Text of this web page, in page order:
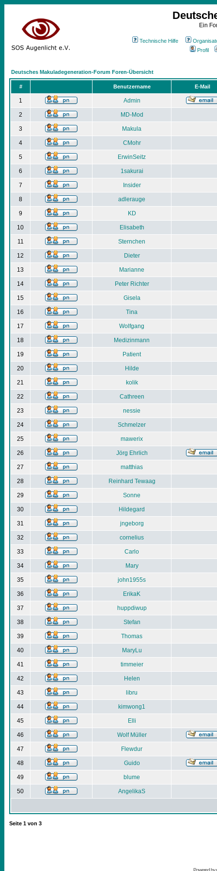
Ein
Technische Hilfe
Profil
Deutsches Makuladegeneration-Forum Foren-Übersicht
# Benutzername E-Mail
1 Admin
2 MD-Mod
3 Makula
4 CMohr
5 ErwinSeitz
6 1sakurai
7 Insider
8 adlerauge
9 KD
10 Elisabeth
11 Sternchen
12 Dieter
13 Marianne
14 Peter Richter
15 Gisela
16 Tina
17 Wolfgang
18 Medizinmann
19 Patient
20 Hilde
21 kolik
22 Cathreen
23 nessie
24 Schmelzer
25 mawerix
26 Jörg Ehrlich
27 matthias
28 Reinhard Tewaag
29 Sonne
30 Hildegard
31 jngeborg
32 cornelius
33 Carlo
34 Mary
35 john1955s
36 ErikaK
37 huppdiwup
38 Stefan
39 Thomas
40 MaryLu
41 timmeier
42 Helen
43 libru
44 kimwong1
45 Elli
46 Wolf Müller
47 Flewdur
48 Guido
49 blume
50 AngelikaS
Seite 1 von 3
Powered by